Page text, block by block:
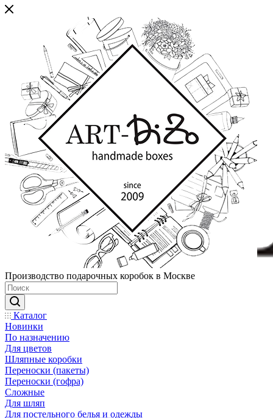
Производство подарочных коробок в Москве
Каталог
Новинки
По назначению
Для цветов
Шляпные коробки
Переноски (пакеты)
Переноски (гофра)
Сложные
Для шляп
Для постельного белья и одежды